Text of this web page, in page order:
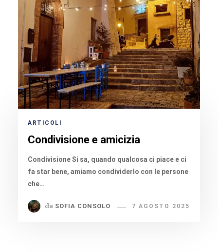
ARTICOLI
Condivisione e amicizia
Condivisione Si sa, quando qualcosa ci piace e ci
fa star bene, amiamo condividerlo con le persone
che…
da SOFIA CONSOLO 7 AGOSTO 2025